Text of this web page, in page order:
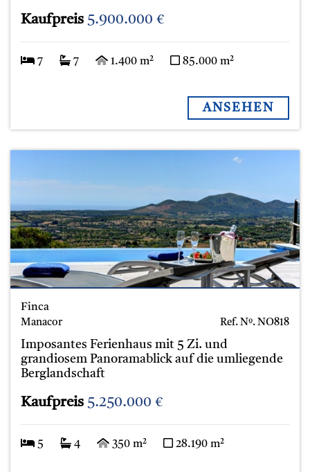
Kaufpreis 5.900.000 €
7 7 1.400 m² 85.000 m²
ANSEHEN
Finca
Manacor Ref. Nº. NO818
Imposantes Ferienhaus mit 5 Zi. und
grandiosem Panoramablick auf die umliegende
Berglandschaft
Kaufpreis 5.250.000 €
5 4 350 m² 28.190 m²